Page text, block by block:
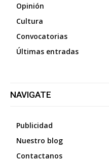
Opinión
Cultura
Convocatorias
Últimas entradas
NAVIGATE
Publicidad
Nuestro blog
Contactanos